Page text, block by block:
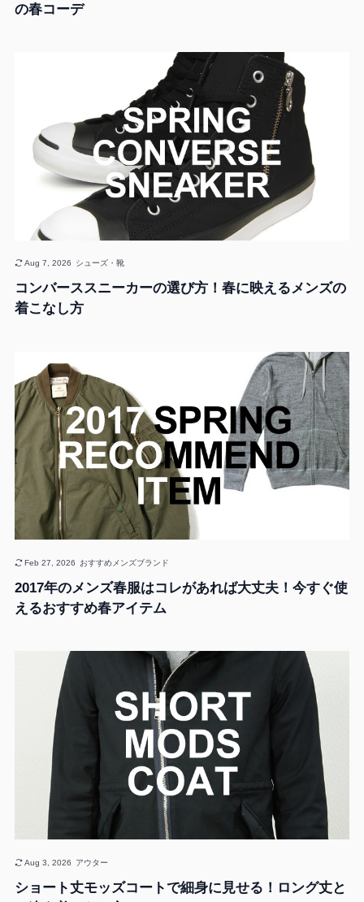
の春コーデ
コンバーススニーカーの選び方！春に映えるメンズの
着こなし方
Aug 7, 2026 シューズ・靴
2017年のメンズ春服はコレがあれば大丈夫！今すぐ使
えるおすすめ春アイテム
Feb 27, 2026 おすすめメンズブランド
ショート丈モッズコートで細身に見せる！ロング丈と
Aug 3, 2026 アウター